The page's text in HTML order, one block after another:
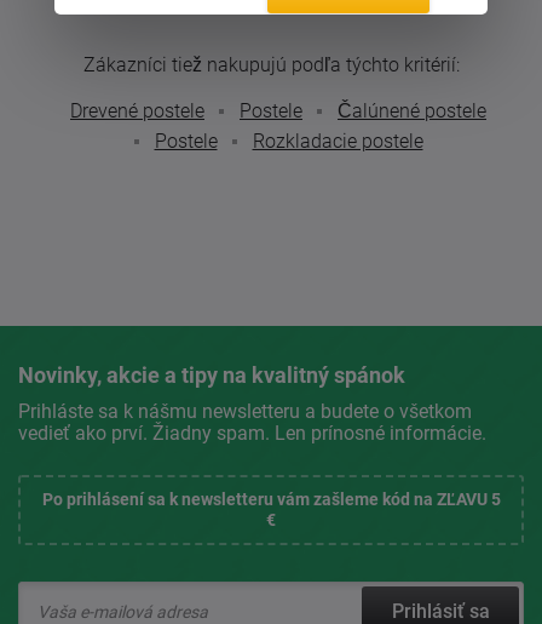
Zákazníci tiež nakupujú podľa týchto kritérií:
Drevené postele
Postele
Čalúnené postele
Postele
Rozkladacie postele
Novinky, akcie a tipy na kvalitný spánok
Prihláste sa k nášmu newsletteru a budete o všetkom
vedieť ako prví. Žiadny spam. Len prínosné informácie.
Po prihlásení sa k newsletteru vám zašleme kód na ZĽAVU 5
€
Prihlásiť sa